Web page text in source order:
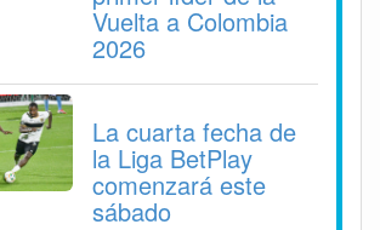
Vuelta a Colombia
2026
La cuarta fecha de
la Liga BetPlay
comenzará este
sábado